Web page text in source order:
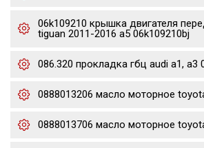
06k109210 крышка двигателя
tiguan 2011-2016 a5 06k109210bj
086.320 прокладка гбц audi a1, a3
0888013206 масло моторное
0888013706 масло моторное